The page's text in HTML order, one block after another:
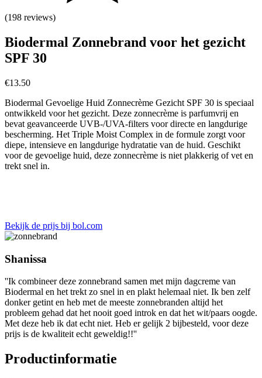
(198 reviews)
Biodermal Zonnebrand voor het gezicht
SPF 30
€13.50
Biodermal Gevoelige Huid Zonnecrème Gezicht SPF 30 is speciaal
ontwikkeld voor het gezicht. Deze zonnecrème is parfumvrij en
bevat geavanceerde UVB-/UVA-filters voor directe en langdurige
bescherming. Het Triple Moist Complex in de formule zorgt voor
diepe, intensieve en langdurige hydratatie van de huid. Geschikt
voor de gevoelige huid, deze zonnecrème is niet plakkerig of vet en
trekt snel in.
Bekijk de prijs bij bol.com
Shanissa
''Ik combineer deze zonnebrand samen met mijn dagcreme van
Biodermal en het trekt zo snel in en plakt helemaal niet. Ik ben zelf
donker getint en heb met de meeste zonnebranden altijd het
probleem gehad dat het nooit goed introk en dat het wit/paars oogde.
Met deze heb ik dat echt niet. Heb er gelijk 2 bijbesteld, voor deze
prijs is de kwaliteit echt geweldig!!''
Productinformatie